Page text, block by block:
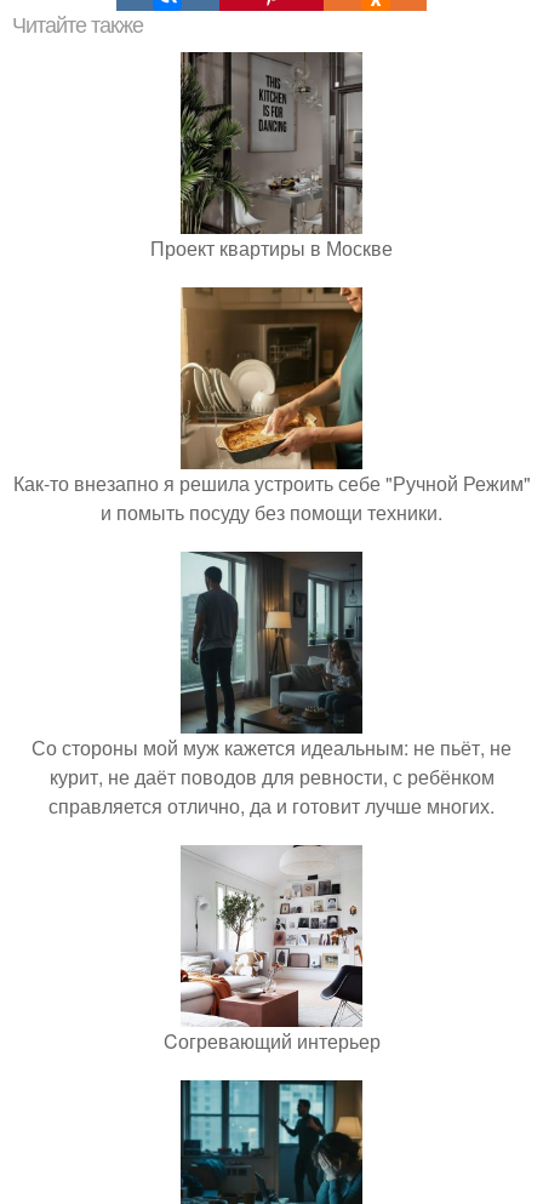
Читайте также
Проект квартиры в Москве
Как-то внезапно я решила устроить себе "Ручной Режим"
и помыть посуду без помощи техники.
Со стороны мой муж кажется идеальным: не пьёт, не
курит, не даёт поводов для ревности, с ребёнком
справляется отлично, да и готовит лучше многих.
Cогревающий интерьер